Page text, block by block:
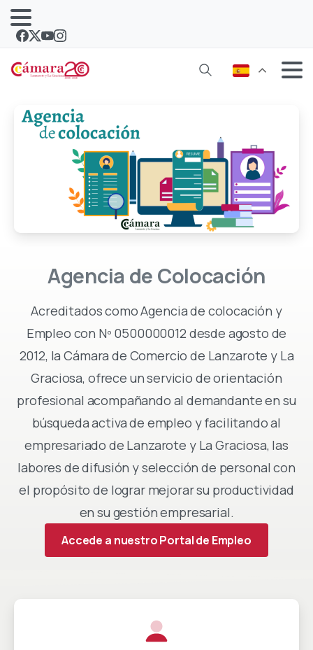
Agencia de Colocación
Acreditados como Agencia de colocación y
Empleo con Nº 0500000012 desde agosto de
2012, la Cámara de Comercio de Lanzarote y La
Graciosa, ofrece un servicio de orientación
profesional acompañando al demandante en su
búsqueda activa de empleo y facilitando al
empresariado de Lanzarote y La Graciosa, las
labores de difusión y selección de personal con
el propósito de lograr mejorar su productividad
en su gestión empresarial.
Accede a nuestro Portal de Empleo